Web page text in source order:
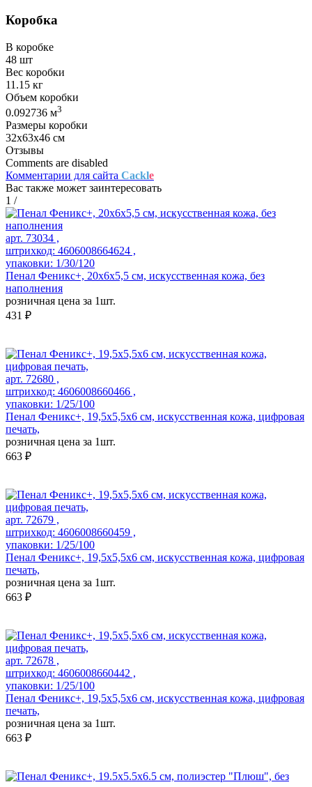
Коробка
В коробке
48 шт
Вес коробки
11.15 кг
Объем коробки
0.092736 м3
Размеры коробки
32х63х46 см
Отзывы
Comments are disabled
Комментарии для сайта Cackle
Вас также может заинтересовать
1 /
арт. 73034 ,
штрихкод: 4606008664624 ,
упаковки: 1/30/120
Пенал Феникс+, 20х6х5,5 см, искусственная кожа, без
наполнения
розничная цена за 1шт.
431 ₽
арт. 72680 ,
штрихкод: 4606008660466 ,
упаковки: 1/25/100
Пенал Феникс+, 19,5х5,5х6 см, искусственная кожа, цифровая
печать,
розничная цена за 1шт.
663 ₽
арт. 72679 ,
штрихкод: 4606008660459 ,
упаковки: 1/25/100
Пенал Феникс+, 19,5х5,5х6 см, искусственная кожа, цифровая
печать,
розничная цена за 1шт.
663 ₽
арт. 72678 ,
штрихкод: 4606008660442 ,
упаковки: 1/25/100
Пенал Феникс+, 19,5х5,5х6 см, искусственная кожа, цифровая
печать,
розничная цена за 1шт.
663 ₽